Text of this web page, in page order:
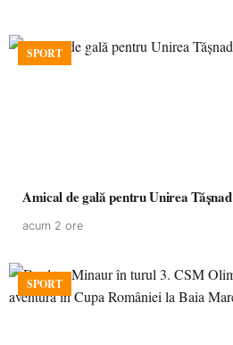
SPORT
Amical de gală pentru Unirea Tășnad
acum 2 ore
SPORT